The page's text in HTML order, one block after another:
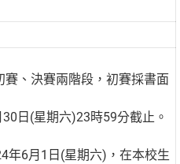
賽、決賽兩階段，初賽採書面
日(星期六)23時59分截止。
年6月1日(星期六)，在本校生